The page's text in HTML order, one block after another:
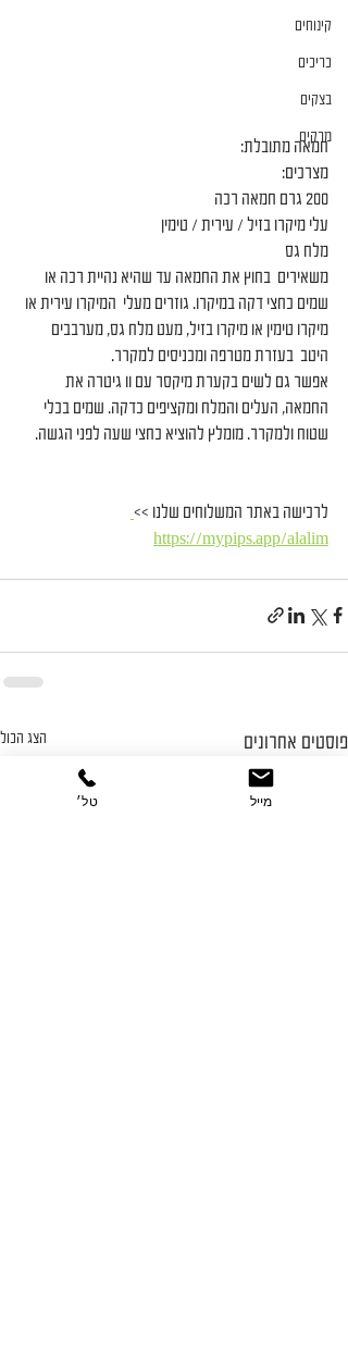
קינוחים
כריכים
בצקים
מרקים
חמאה מתובלת:
מצרכים:
200 גרם חמאה רכה
עלי מיקרו בזיל / עירית / טימין
מלח גס
משאירים  בחוץ את החמאה עד שהיא נהיית רכה או
שמים כחצי דקה במיקרו. גוזרים מעלי  המיקרו עירית או
מיקרו טימין או מיקרו בזיל, מעט מלח גס, מערבבים
היטב  בעזרת מטרפה ומכניסים למקרר.
אפשר גם לשים בקערת מיקסר עם וו גיטרה את
החמאה, העלים והמלח ומקציפים כדקה. שמים בכלי
שטוח ולמקרר. מומלץ להוציא כחצי שעה לפני הגשה.
לרכישה באתר המשלוחים שלנו >>
https://mypips.app/alalim
פוסטים אחרונים הצג הכול
טל׳ מייל